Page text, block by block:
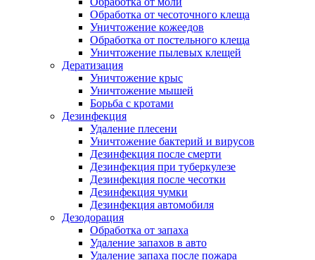
Обработка от чесоточного клеща
Уничтожение кожеедов
Обработка от постельного клеща
Уничтожение пылевых клещей
Дератизация
Уничтожение крыс
Уничтожение мышей
Борьба с кротами
Дезинфекция
Удаление плесени
Уничтожение бактерий и вирусов
Дезинфекция после смерти
Дезинфекция при туберкулезе
Дезинфекция после чесотки
Дезинфекция чумки
Дезинфекция автомобиля
Дезодорация
Обработка от запаха
Удаление запахов в авто
Удаление запаха после пожара